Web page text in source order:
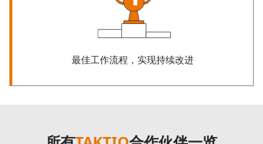
最佳工作流程，实现持续改进